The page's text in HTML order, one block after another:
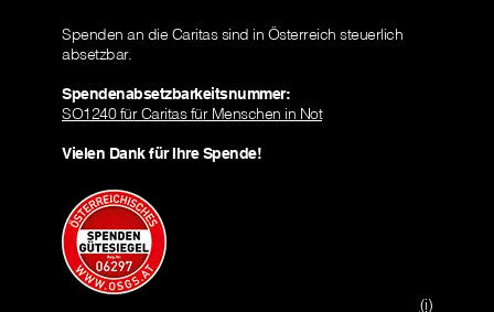
Spenden an die Caritas sind in Österreich steuerlich
absetzbar.
Spendenabsetzbarkeitsnummer:
SO1240 für Caritas für Menschen in Not
Vielen Dank für Ihre Spende!
(i)